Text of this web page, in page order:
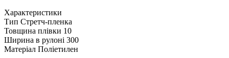
Характеристики
Тип Стретч-пленка
Товщина плівки 10
Ширина в рулоні 300
Матеріал Поліетилен